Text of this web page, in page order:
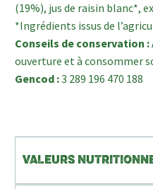
(19%), jus de raisin blanc*,
*Ingrédients issus de
Conseils de conservation :
ouverture et à consommer
Gencod :3 289 196 470 188
VALEURS